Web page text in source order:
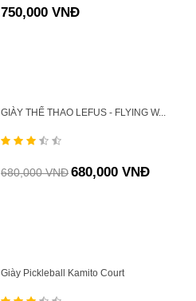
750,000 VNĐ
GIÀY THỂ THAO LEFUS - FLYING W...
680,000 VNĐ680,000 VNĐ
Giày Pickleball Kamito Court